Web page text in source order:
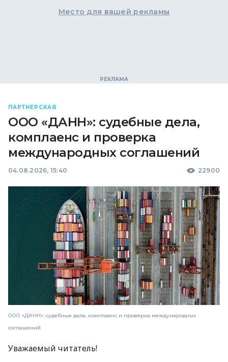
Место для вашей рекламы
ПАРТНЕРСКАЯ
ООО «ДАНН»: судебные дела,
комплаенс и проверка
международных соглашений
04.08.2026, 15:40 22900
ООО «ДАНН»: судебные дела, комплаенс и проверка международных
соглашений
Уважаемый читатель!